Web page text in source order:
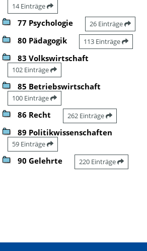
14 Einträge
77 Psychologie 26 Einträge
80 Pädagogik 113 Einträge
83 Volkswirtschaft
102 Einträge
85 Betriebswirtschaft
100 Einträge
86 Recht 262 Einträge
89 Politikwissenschaften
59 Einträge
90 Gelehrte 220 Einträge